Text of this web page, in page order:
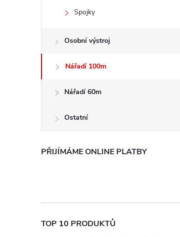
a
n
l
Spojky
Osobní výstroj
Nářadí 100m
Nářadí 60m
Ostatní
PŘIJÍMÁME ONLINE PLATBY
TOP 10 PRODUKTŮ